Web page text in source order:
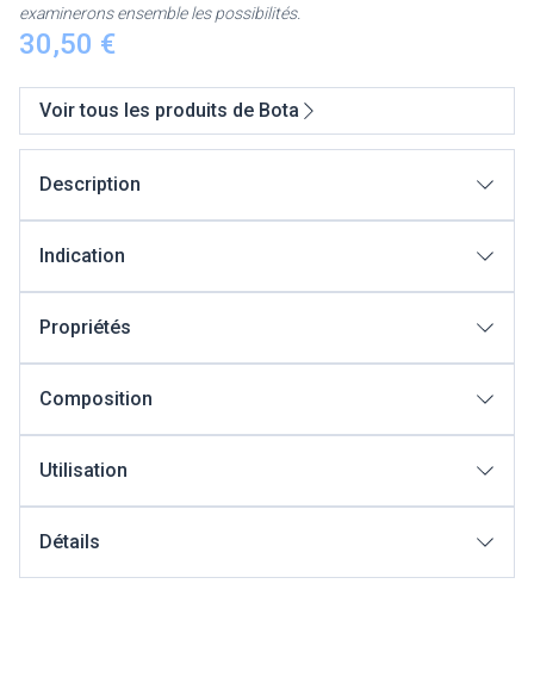
30,50 €
examinerons ensemble les possibilités.
Voir tous les produits de Bota
Description
Indication
Propriétés
Composition
Utilisation
Détails